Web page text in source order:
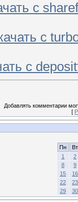
с
с
с
Добавлять комментарии
[
Пн
Вт
1
2
8
9
15
16
22
23
29
30